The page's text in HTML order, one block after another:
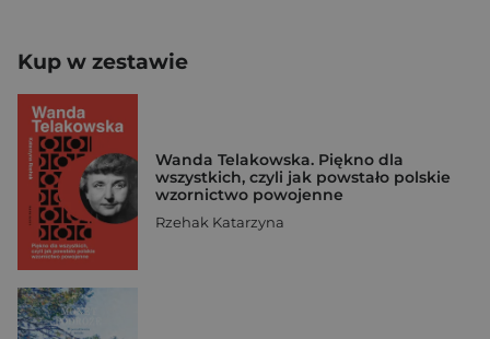
Kup w zestawie
Wanda Telakowska. Piękno dla
wszystkich, czyli jak powstało polskie
wzornictwo powojenne
Rzehak Katarzyna